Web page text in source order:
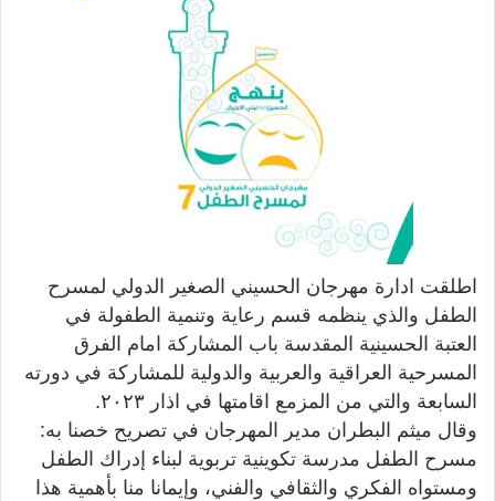
اطلقت ادارة مهرجان الحسيني الصغير الدولي لمسرح
الطفل والذي ينظمه قسم رعاية وتنمية الطفولة في
العتبة الحسينية المقدسة باب المشاركة امام الفرق
المسرحية العراقية والعربية والدولية للمشاركة في دورته
السابعة والتي من المزمع اقامتها في اذار ٢٠٢٣.
وقال ميثم البطران مدير المهرجان في تصريح خصنا به:
مسرح الطفل مدرسة تكوينية تربوية لبناء إدراك الطفل
ومستواه الفكري والثقافي والفني، وإيمانا منا بأهمية هذا